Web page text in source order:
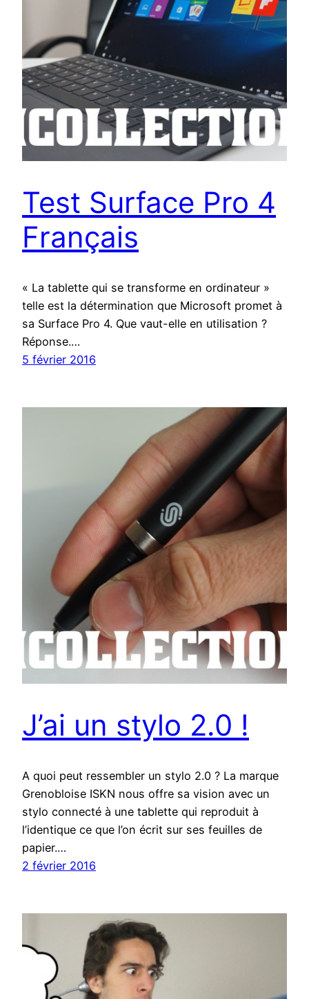
Test Surface Pro 4
Français
« La tablette qui se transforme en ordinateur »
telle est la détermination que Microsoft promet à
sa Surface Pro 4. Que vaut-elle en utilisation ?
Réponse.…
5 février 2016
J’ai un stylo 2.0 !
A quoi peut ressembler un stylo 2.0 ? La marque
Grenobloise ISKN nous offre sa vision avec un
stylo connecté à une tablette qui reproduit à
l’identique ce que l’on écrit sur ses feuilles de
papier.…
2 février 2016